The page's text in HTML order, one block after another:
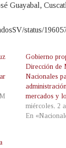
Guayabal,
status/
Gobierno
Dirección de
Nacionales
mercados y
miércoles, 2
En